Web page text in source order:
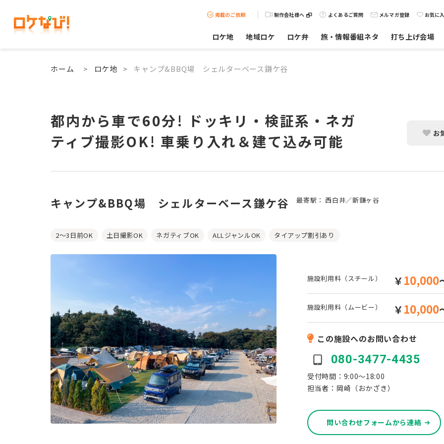
掲載のご依頼 制作会社様へ よくあるご質問 メルマガ登録 お気に
ロケ地 地域ロケ ロケ弁 旅・情報番組ネタ 打ち上げ会場
ホーム > ロケ地 > キャンプ&BBQ場 シェルターベース鎌ケ谷
都内から車で60分! ドッキリ・検証系・ネガ
ティブ撮影OK! 車乗り入れ＆建て込み可能
お
キャンプ&BBQ場 シェルターベース鎌ケ谷 最寄駅： 西白井／新鎌ヶ谷
2～3日前OK 土日撮影OK ネガティブOK ALLジャンルOK タイアップ割引あり
施設利用料（スチール） ￥10,000
施設利用料（ムービー） ￥10,000
この施設へのお問い合わせ
080-3477-4435
受付時間：9:00～18:00
担当者：岡崎（おかざき）
問い合わせフォームから連絡